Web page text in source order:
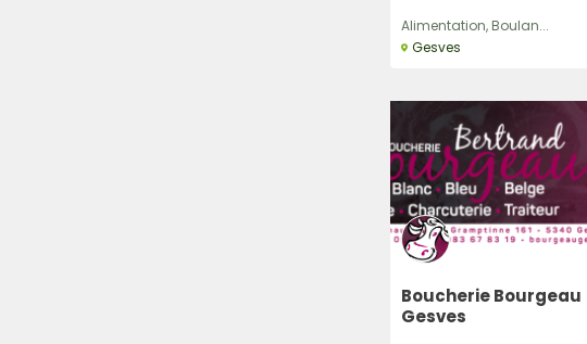
Alimentation, Boulan...
Gesves
Boucherie Bourgeau
Gesves